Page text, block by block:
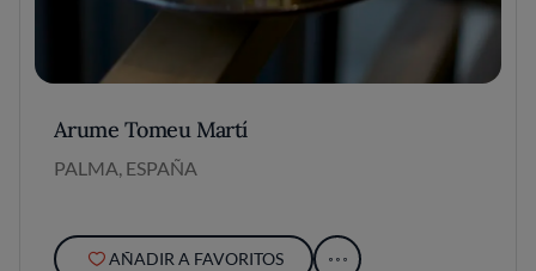
Arume Tomeu Martí
PALMA, ESPAÑA
AÑADIR A FAVORITOS